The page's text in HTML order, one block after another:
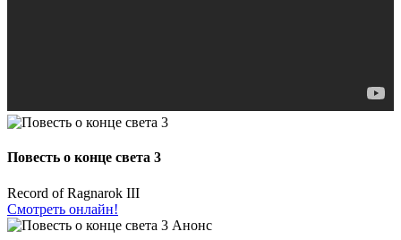
Повесть о конце света 3
Record of Ragnarok III
Смотреть онлайн!
Анонс